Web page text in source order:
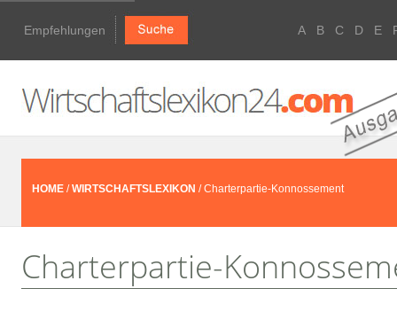
Empfehlungen A B C D E
HOME /WIRTSCHAFTSLEXIKON / Charterpartie-Konnossement
Charterpartie-